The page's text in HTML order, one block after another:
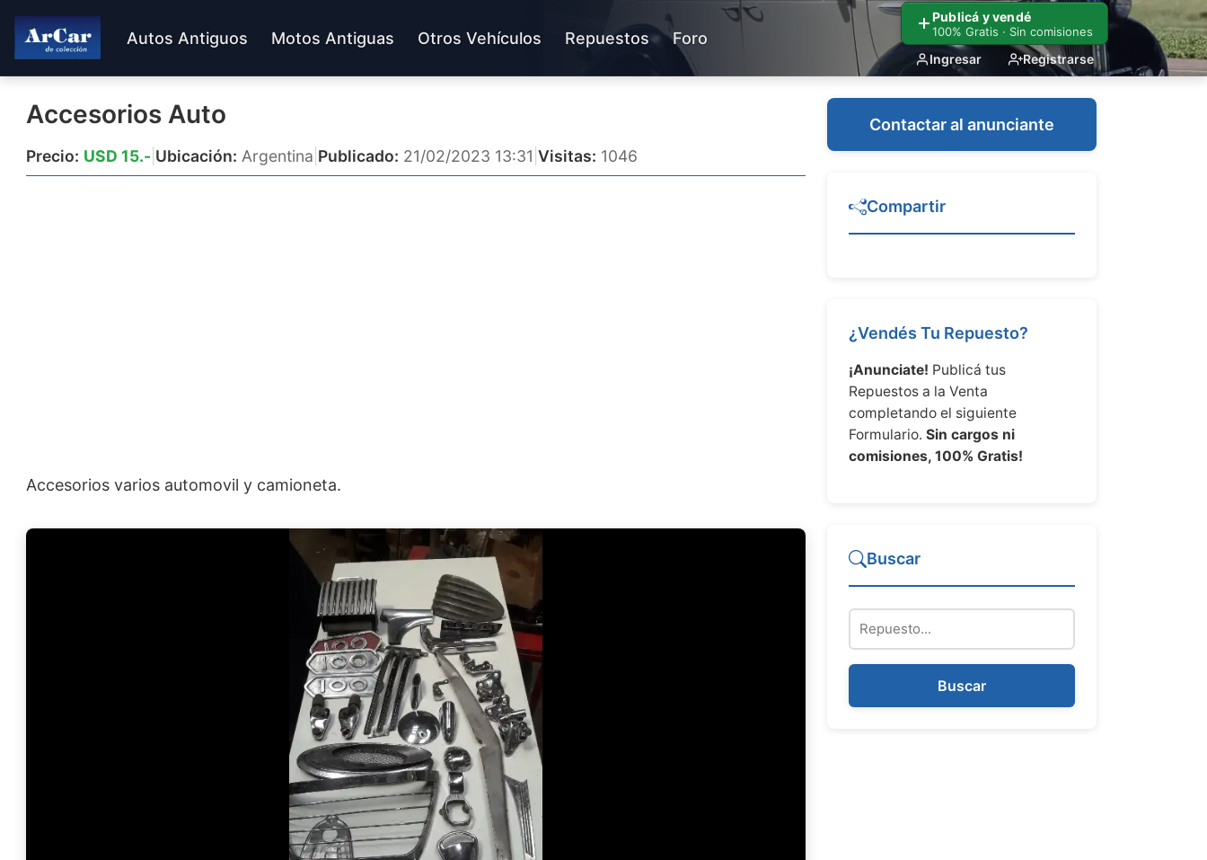
Publicá y vendé
100% Gratis · Sin comisiones
Ingresar Registrarse
Autos Antiguos Motos Antiguas Otros Vehículos Repuestos Foro
Accesorios Auto
Precio: USD 15.- Ubicación: Argentina Publicado: 21/02/2023 13:31 Visitas: 1046
Accesorios varios automovil y camioneta.
Contactar al anunciante
Compartir
¿Vendés Tu Repuesto?
¡Anunciate! Publicá tus
Repuestos a la Venta
completando el siguiente
Formulario. Sin cargos ni
comisiones, 100% Gratis!
Buscar
Buscar